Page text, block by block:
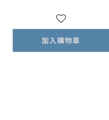
加入購物車